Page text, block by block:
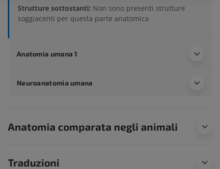
Strutture sottostanti: Non sono presenti strutture
soggiacenti per questa parte anatomica
Anatomia umana 1
Neuroanatomia umana
Anatomia comparata negli animali
Traduzioni